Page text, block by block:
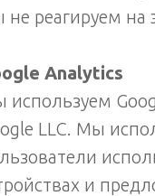
не реагируем на
Analytics
используем
LLC. Мы
и